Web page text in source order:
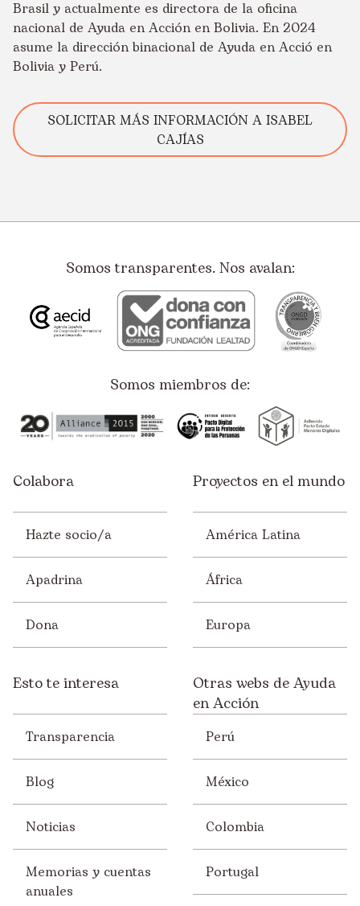
Brasil y actualmente es directora de la oficina
nacional de Ayuda en Acción en Bolivia. En 2024
asume la dirección binacional de Ayuda en Acció en
Bolivia y Perú.
SOLICITAR MÁS INFORMACIÓN A ISABEL
CAJÍAS
Somos transparentes. Nos avalan:
Somos miembros de:
Colabora
Hazte socio/a
Apadrina
Dona
Proyectos en el mundo
América Latina
África
Europa
Esto te interesa
Transparencia
Blog
Noticias
Memorias y cuentas
anuales
Otras webs de Ayuda
en Acción
Perú
México
Colombia
Portugal